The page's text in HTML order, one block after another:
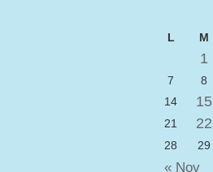
L M
1
7
8
14
15
21
22
28
29
« Nov